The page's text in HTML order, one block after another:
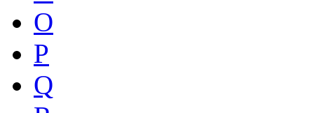
O
P
Q